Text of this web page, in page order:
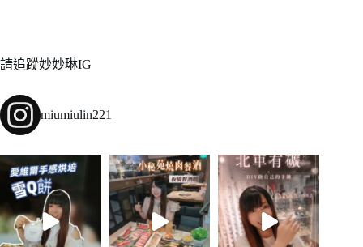
請追蹤妙妙琳IG
miumiulin221